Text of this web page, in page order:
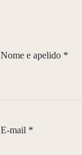
Nome e apelido *
E-mail *